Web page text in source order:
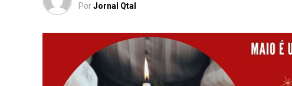
PorJornal Qtal